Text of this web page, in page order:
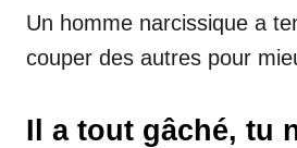
Un homme narcissique a
couper des autres pour
Il a tout gâché, tu